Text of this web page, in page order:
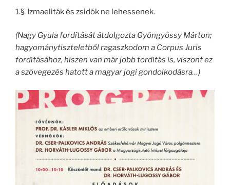
1.§. Izmaeliták és zsidók ne lehessenek.
(Nagy Gyula fordítását átdolgozta Gyöngyössy Márton;
hagyománytiszteletből ragaszkodom a Corpus Juris
fordításához, hiszen van már jobb fordítás is, viszont ez
a szövegezés hatott a magyar jogi gondolkodásra…)